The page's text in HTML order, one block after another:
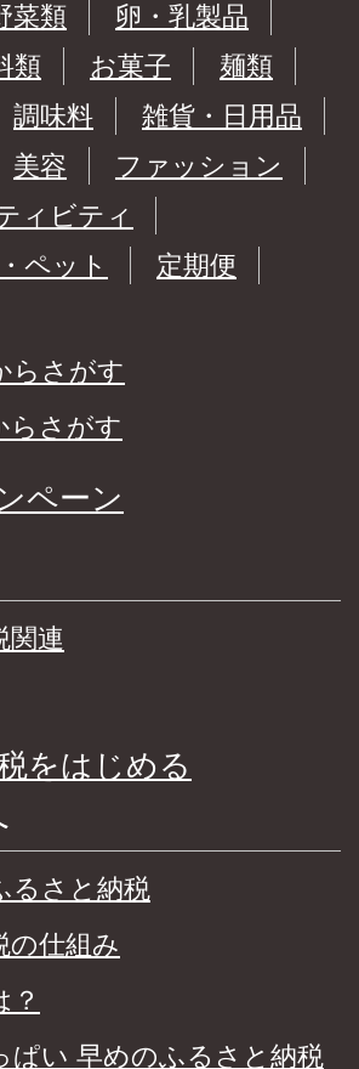
菜類
卵・乳製品
類 お菓子
麺類
調味料
雑貨・日用品
美容
ファッション
ィビティ
ペット
定期便
らさがす
らさがす
ペーン
関連
をはじめる
るさと納税
の仕組み
？
ぱい 早めのふるさと納税